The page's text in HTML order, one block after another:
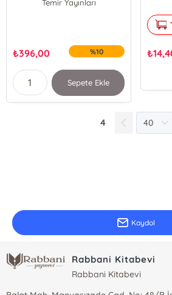
Temir Yayınları
₺396,00 %10
Sepete Ekle
₺
4
Kaydol
Rabbani Kitabevi
Rabbani Kitabevi